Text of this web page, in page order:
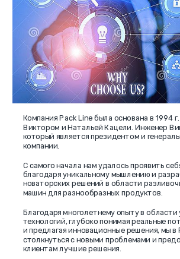
Компания Pack Line была основана в 1994
Виктором и Натальей Кацели. Инженер
который является президентом и
компании.
С самого начала нам удалось проявить
благодаря уникальному мышлению и
новаторских решений в области
машин для разнообразных продуктов.
Благодаря многолетнему опыту в области
технологий, глубоко понимая реальные
и предлагая инновационные решения, мы в
столкнуться с новыми проблемами и
клиентам лучшие решения.